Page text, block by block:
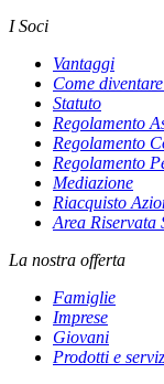
I Soci
Vantaggi
Come
Statuto
Regolamento
Regolamento
Regolamento
Mediazione
Riacquisto
Area Riservata
La nostra offerta
Famiglie
Imprese
Giovani
Prodotti e